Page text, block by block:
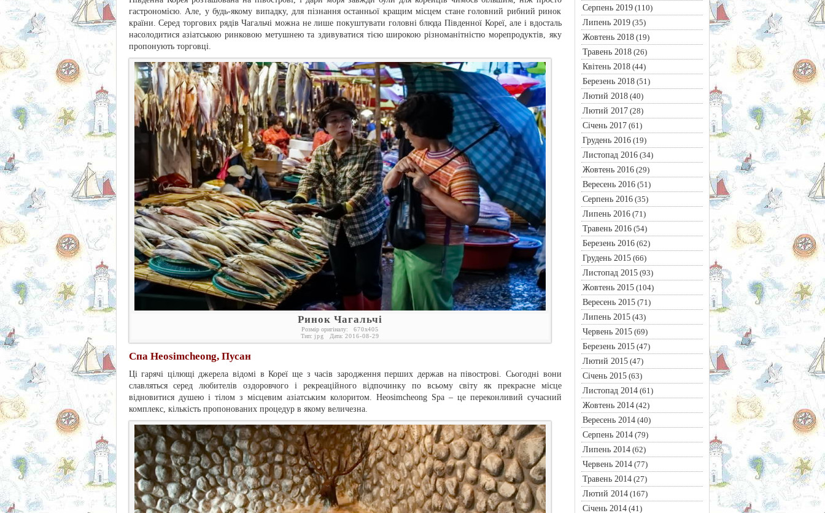
гастрономією. Але, у будь-якому випадку, для пізнання останньої кращим місцем стане головний рибний ринок
країни. Серед торгових рядів Чагальчі можна не лише покуштувати головні блюда Південної Кореї, але і вдосталь
насолодитися азіатською ринковою метушнею та здивуватися тією широкою різноманітністю морепродуктів, яку
пропонують торговці.
Ринок Чагальчі
Розмір оригіналу: 670x405
Тип: jpg Дата: 2016-08-29
Спа Heosimcheong, Пусан
Ці гарячі цілющі джерела відомі в Кореї ще з часів зародження перших держав на півострові. Сьогодні вони
славляться серед любителів оздоровчого і рекреаційного відпочинку по всьому світу як прекрасне місце
відновитися душею і тілом з місцевим азіатським колоритом. Heosimcheong Spa – це переконливий сучасний
комплекс, кількість пропонованих процедур в якому величезна.
Серпень 2019(110)
Липень 2019(35)
Жовтень 2018(19)
Травень 2018(26)
Квітень 2018(44)
Березень 2018(51)
Лютий 2018(40)
Лютий 2017(28)
Січень 2017(61)
Грудень 2016(19)
Листопад 2016(34)
Жовтень 2016(29)
Вересень 2016(51)
Серпень 2016(35)
Липень 2016(71)
Травень 2016(54)
Березень 2016(62)
Грудень 2015(66)
Листопад 2015(93)
Жовтень 2015(104)
Вересень 2015(71)
Липень 2015(43)
Червень 2015(69)
Березень 2015(47)
Лютий 2015(47)
Січень 2015(63)
Листопад 2014(61)
Жовтень 2014(42)
Вересень 2014(40)
Серпень 2014(79)
Липень 2014(62)
Червень 2014(77)
Травень 2014(27)
Лютий 2014(167)
Січень 2014(41)